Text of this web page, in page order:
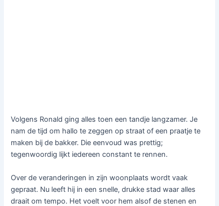
Volgens Ronald ging alles toen een tandje langzamer. Je
nam de tijd om hallo te zeggen op straat of een praatje te
maken bij de bakker. Die eenvoud was prettig;
tegenwoordig lijkt iedereen constant te rennen.
Over de veranderingen in zijn woonplaats wordt vaak
gepraat. Nu leeft hij in een snelle, drukke stad waar alles
draait om tempo. Het voelt voor hem alsof de stenen en